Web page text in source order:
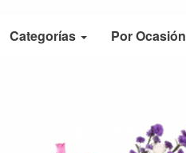
Categorías Por Ocasión